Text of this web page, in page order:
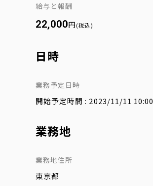
給与と報酬
22,000円(税込)
日時
業務予定日時
開始予定時間 : 2023/11/11 10:00
業務地
業務地住所
東京都